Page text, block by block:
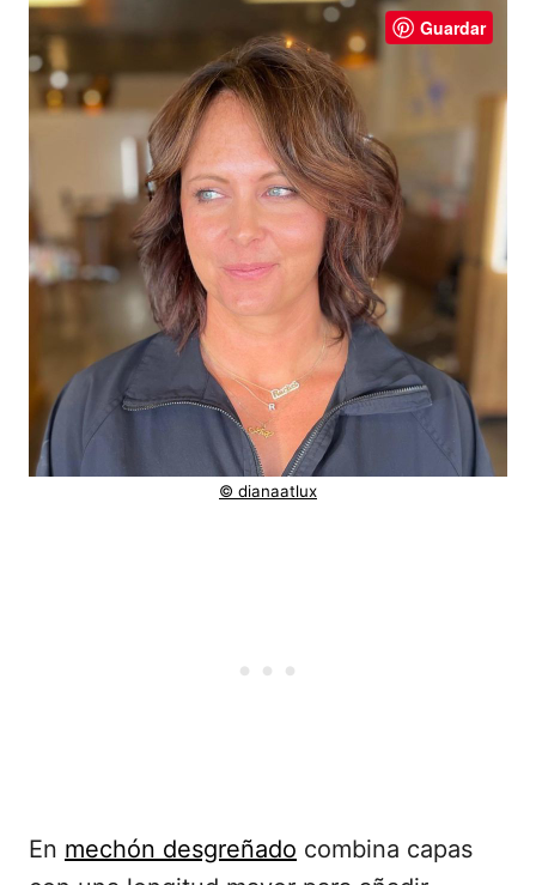
Guardar
© dianaatlux
En mechón desgreñado combina capas